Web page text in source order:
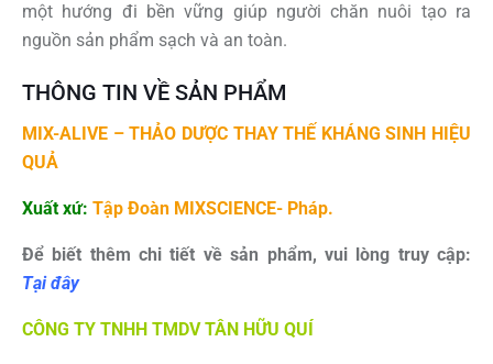
một hướng đi bền vững giúp người chăn nuôi tạo ra
nguồn sản phẩm sạch và an toàn.
THÔNG TIN VỀ SẢN PHẨM
MIX-ALIVE – THẢO DƯỢC THAY THẾ KHÁNG SINH HIỆU
QUẢ
Xuất xứ: Tập Đoàn MIXSCIENCE- Pháp.
Để biết thêm chi tiết về sản phẩm, vui lòng truy cập:
Tại đây
CÔNG TY TNHH TMDV TÂN HỮU QUÍ